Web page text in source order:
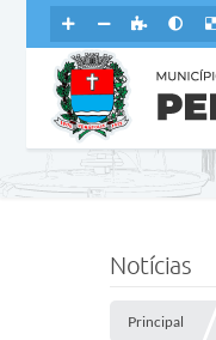
Notícias
Principal